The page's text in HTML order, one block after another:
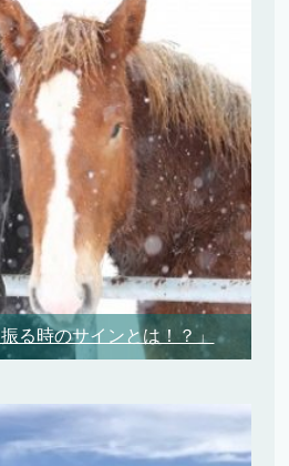
る時のサインとは！？」